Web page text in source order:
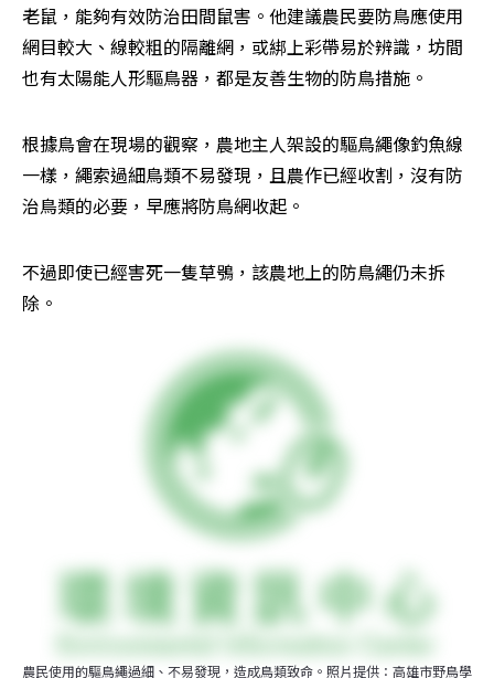
老鼠，能夠有效防治田間鼠害。他建議農民要防鳥應使用
網目較大、線較粗的隔離網，或綁上彩帶易於辨識，坊間
也有太陽能人形驅鳥器，都是友善生物的防鳥措施。
根據鳥會在現場的觀察，農地主人架設的驅鳥繩像釣魚線
一樣，繩索過細鳥類不易發現，且農作已經收割，沒有防
治鳥類的必要，早應將防鳥網收起。
不過即使已經害死一隻草鴞，該農地上的防鳥繩仍未拆
除。
農民使用的驅鳥繩過細、不易發現，造成鳥類致命。照片提供：高雄市野鳥學